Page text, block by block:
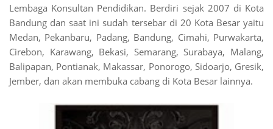
Lembaga Konsultan Pendidikan. Berdiri sejak 2007 di Kota
Bandung dan saat ini sudah tersebar di 20 Kota Besar yaitu
Medan, Pekanbaru, Padang, Bandung, Cimahi, Purwakarta,
Cirebon, Karawang, Bekasi, Semarang, Surabaya, Malang,
Balipapan, Pontianak, Makassar, Ponorogo, Sidoarjo, Gresik,
Jember, dan akan membuka cabang di Kota Besar lainnya.